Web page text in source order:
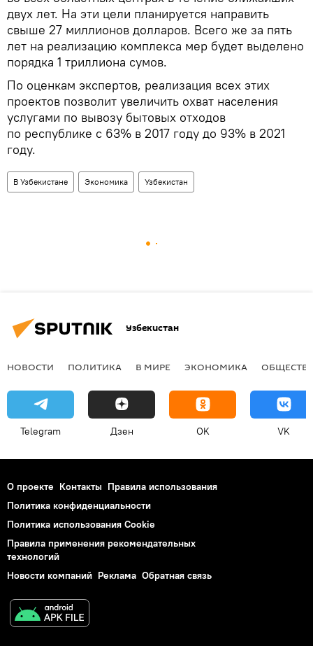
двух лет. На эти цели планируется направить
свыше 27 миллионов долларов. Всего же за пять
лет на реализацию комплекса мер будет выделено
порядка 1 триллиона сумов.
По оценкам экспертов, реализация всех этих
проектов позволит увеличить охват населения
услугами по вывозу бытовых отходов
по республике с 63% в 2017 году до 93% в 2021
году.
В Узбекистане Экономика Узбекистан
Узбекистан
НОВОСТИ ПОЛИТИКА В МИРЕ ЭКОНОМИКА
Telegram Дзен OK VK
О проекте Контакты Правила использования
Политика конфиденциальности
Политика использования Cookie
Правила применения рекомендательных
технологий
Новости компаний Реклама Обратная связь